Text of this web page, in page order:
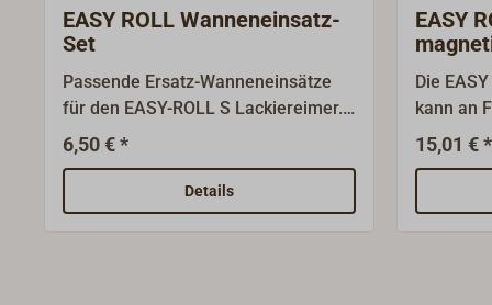
EASY ROLL Wanneneinsatz-
Set
Passende Ersatz-Wanneneinsätze
für den EASY-ROLL S Lackiereimer.
Die Einsätze halten den Lackiereimer
während der Arbeit sauber und
können nach Gebrauch entsorgt
werden. In einem Set sind drei
6,50 € *
Details
EASY
Die
kann an
befestigt
dass
Gebinde
15,01 € *